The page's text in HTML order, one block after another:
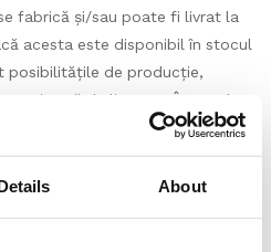
About
fabrică și/sau poate fi livrat la
acesta este disponibil în stocul
posibilitățile de producție,
estimată de livrare. În cazul
către ambele părți vom
finalizarea achiziției. Vinilul,
cu cantități clar